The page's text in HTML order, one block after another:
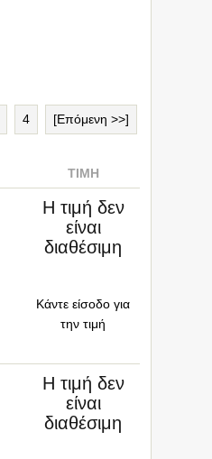
4 [Επόμενη >>]
ΤΙΜΉ
Η τιμή δεν
είναι
διαθέσιμη
Κάντε είσοδο για
την τιμή
Η τιμή δεν
είναι
διαθέσιμη